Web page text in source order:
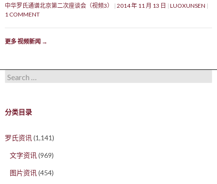
中华罗氏通谱北京第二次座谈会（视频3） 2014 年 11 月 13 日
LUOXUNSEN
1 COMMENT
更多 视频新闻 →
Search for:
分类目录
罗氏资讯(1,141)
文字资讯(969)
图片资讯(454)